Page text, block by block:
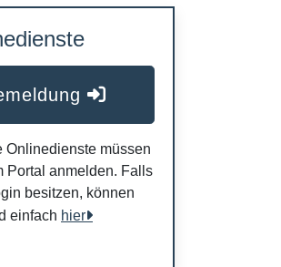
Onlinedienste müssen
Portal anmelden. Falls
besitzen, können
einfach hier